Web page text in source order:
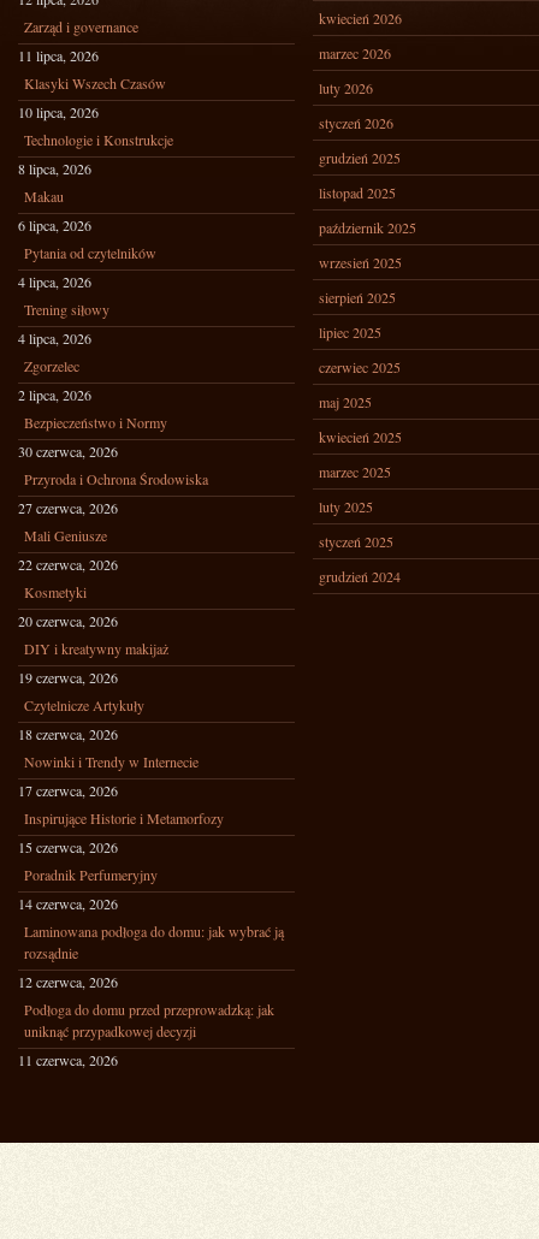
Zarząd i governance
11 lipca, 2026
Klasyki Wszech Czasów
10 lipca, 2026
Technologie i Konstrukcje
8 lipca, 2026
Makau
6 lipca, 2026
Pytania od czytelników
4 lipca, 2026
Trening siłowy
4 lipca, 2026
Zgorzelec
2 lipca, 2026
Bezpieczeństwo i Normy
30 czerwca, 2026
Przyroda i Ochrona Środowiska
27 czerwca, 2026
Mali Geniusze
22 czerwca, 2026
Kosmetyki
20 czerwca, 2026
DIY i kreatywny makijaż
19 czerwca, 2026
Czytelnicze Artykuły
18 czerwca, 2026
Nowinki i Trendy w Internecie
17 czerwca, 2026
Inspirujące Historie i Metamorfozy
15 czerwca, 2026
Poradnik Perfumeryjny
14 czerwca, 2026
Laminowana podłoga do domu: jak wybrać ją
rozsądnie
12 czerwca, 2026
Podłoga do domu przed przeprowadzką: jak
uniknąć przypadkowej decyzji
11 czerwca, 2026
kwiecień 2026
marzec 2026
luty 2026
styczeń 2026
grudzień 2025
listopad 2025
październik 2025
wrzesień 2025
sierpień 2025
lipiec 2025
czerwiec 2025
maj 2025
kwiecień 2025
marzec 2025
luty 2025
styczeń 2025
grudzień 2024